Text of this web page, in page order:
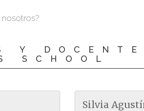
Y
SCHOOL
Silvia